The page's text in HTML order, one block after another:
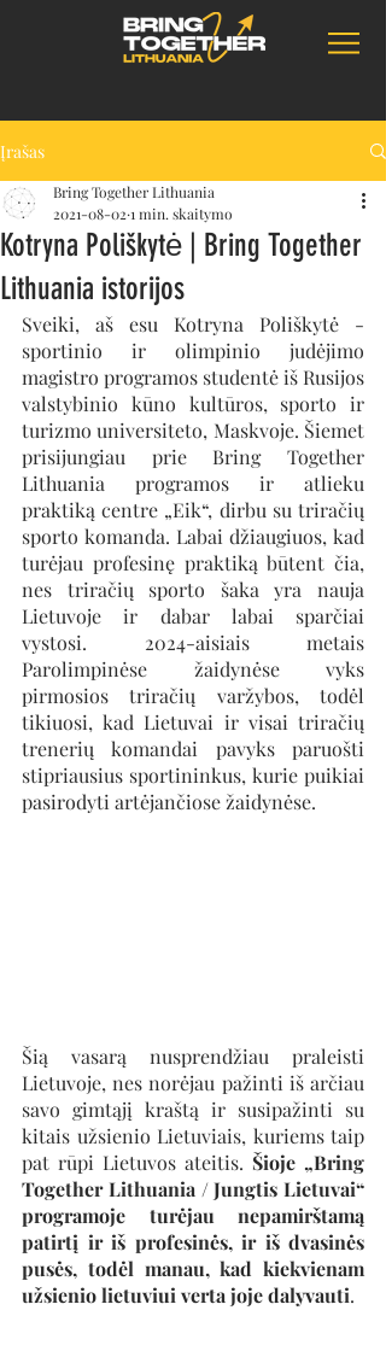
Įrašas
Kotryna Poliškytė | Bring Together
Lithuania istorijos
Bring Together Lithuania
2021-08-02 1 min. skaitymo
Sveiki, aš esu Kotryna Poliškytė -
sportinio ir olimpinio judėjimo
magistro programos studentė iš Rusijos
valstybinio kūno kultūros, sporto ir
turizmo universiteto, Maskvoje. Šiemet
prisijungiau prie Bring Together
Lithuania programos ir atlieku
praktiką centre „Eik“, dirbu su triračių
sporto komanda. Labai džiaugiuos, kad
turėjau profesinę praktiką būtent čia,
nes triračių sporto šaka yra nauja
Lietuvoje ir dabar labai sparčiai
vystosi. 2024-aisiais metais
Parolimpinėse žaidynėse vyks
pirmosios triračių varžybos, todėl
tikiuosi, kad Lietuvai ir visai triračių
trenerių komandai pavyks paruošti
stipriausius sportininkus, kurie puikiai
pasirodyti artėjančiose žaidynėse.
Šią vasarą nusprendžiau praleisti
Lietuvoje, nes norėjau pažinti iš arčiau
savo gimtąjį kraštą ir susipažinti su
kitais užsienio Lietuviais, kuriems taip
pat rūpi Lietuvos ateitis. Šioje „Bring
Together Lithuania / Jungtis Lietuvai“
programoje turėjau nepamirštamą
patirtį ir iš profesinės, ir iš dvasinės
pusės, todėl manau, kad kiekvienam
užsienio lietuviui verta joje dalyvauti.